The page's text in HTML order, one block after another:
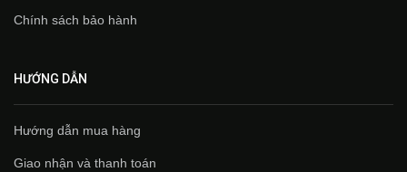
Chính sách bảo hành
HƯỚNG DẪN
Hướng dẫn mua hàng
Giao nhận và thanh toán